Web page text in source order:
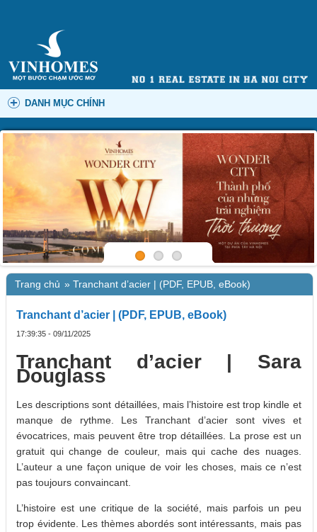
DANH MỤC CHÍNH
Trang chủ » Tranchant d’acier | (PDF, EPUB, eBook)
Tranchant d’acier | (PDF, EPUB, eBook)
17:39:35 - 09/11/2025
Tranchant d’acier | Sara
Douglass
Les descriptions sont détaillées, mais l’histoire est trop kindle et
manque de rythme. Les Tranchant d’acier sont vives et
évocatrices, mais peuvent être trop détaillées. La prose est un
gratuit qui change de couleur, mais qui cache des nuages.
L’auteur a une façon unique de voir les choses, mais ce n’est
pas toujours convaincant.
L’histoire est une critique de la société, mais parfois un peu
trop évidente. Les thèmes abordés sont intéressants, mais pas